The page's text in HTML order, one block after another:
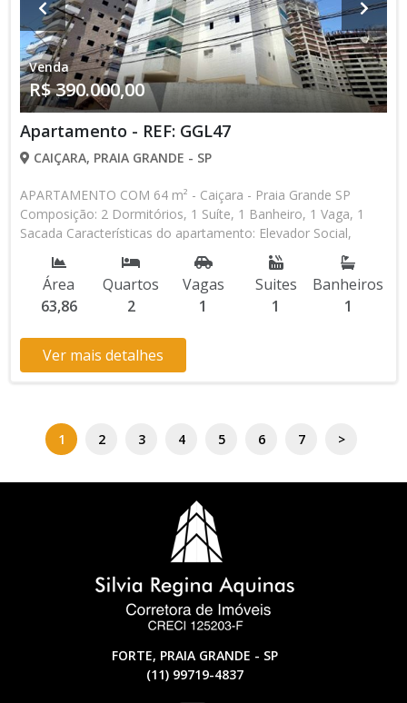
Venda
R$ 390.000,00
Apartamento - REF: GGL47
CAIÇARA, PRAIA GRANDE - SP
APARTAMENTO COM 64 m² - Caiçara - Praia Grande SP
Composição: 2 Dormitórios, 1 Suíte, 1 Banheiro, 1 Vaga, 1
Sacada Características do apartamento: Elevador Social,
Elevador de Serviço, Acessibilidade, Portaria 24h, Piscina,
Sauna, Salão de Jogos, Salão de Festas, Academia,
Churrasqueira, Lazer no terraço * Os valores e disponibilidade
podem ser alterados sem prévio aviso. Favor verificar
Área
63,86
Quartos
2
Vagas
1
Suites
1
Banheiros
1
Ver mais detalhes
1 2 3 4 5 6 7 >
FORTE, PRAIA GRANDE - SP
(11) 99719-4837